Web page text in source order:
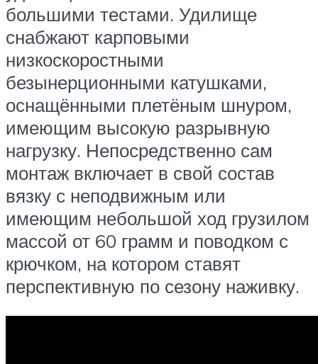
большими тестами. Удилище
снабжают карповыми
низкоскоростными
безынерционными катушками,
оснащёнными плетёным шнуром,
имеющим высокую разрывную
нагрузку. Непосредственно сам
монтаж включает в свой состав
вязку с неподвижным или
имеющим небольшой ход грузилом
массой от 60 грамм и поводком с
крючком, на котором ставят
перспективную по сезону наживку.